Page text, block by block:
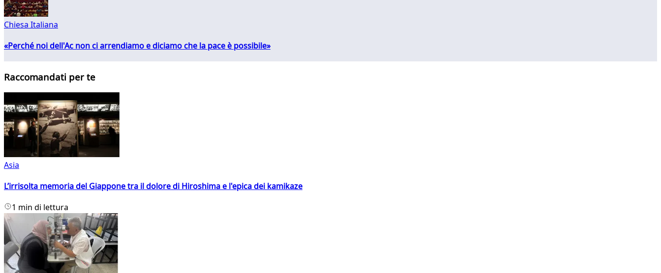
Chiesa Italiana
«Perché noi dell'Ac non ci arrendiamo e diciamo che la pace è possibile»
Raccomandati per te
Asia
L’irrisolta memoria del Giappone tra il dolore di Hiroshima e l'epica dei kamikaze
1 min di lettura